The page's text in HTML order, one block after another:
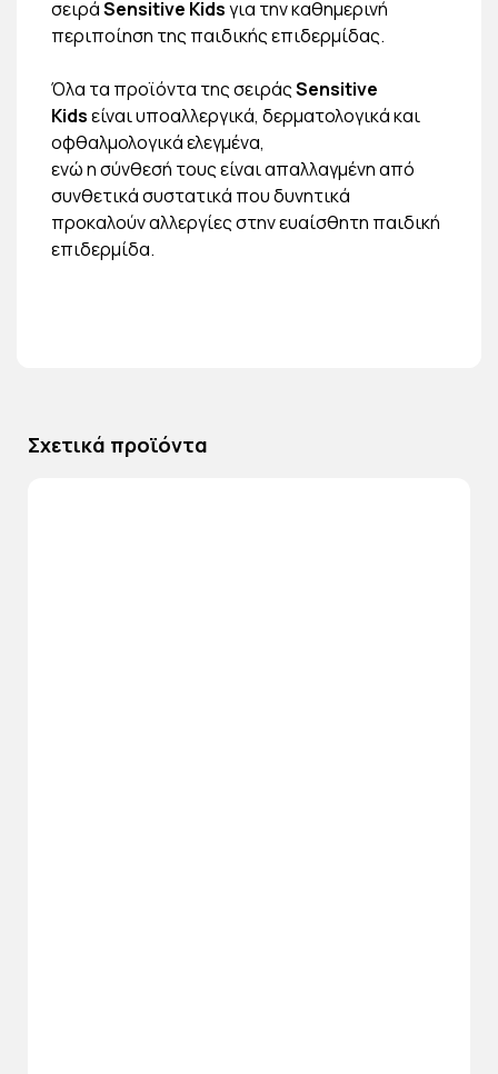
σειράSensitive Kidsγια την καθημερινή
περιποίηση της παιδικής επιδερμίδας.
Όλα τα προϊόντα της σειράςSensitive
Kidsείναι υποαλλεργικά, δερματολογικά και
οφθαλμολογικά ελεγμένα,
ενώ η σύνθεσή τους είναι απαλλαγμένη από
συνθετικά συστατικά που δυνητικά
προκαλούν αλλεργίες στην ευαίσθητη παιδική
επιδερμίδα.
Σχετικά προϊόντα